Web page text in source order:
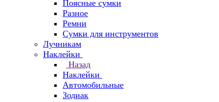
Поясные сумки
Разное
Ремни
Сумки для инструментов
Лучникам
Наклейки
Назад
Наклейки
Автомобильные
Зодиак